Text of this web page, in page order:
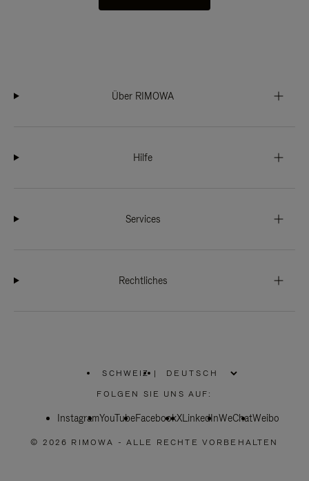
Über RIMOWA
Hilfe
Services
Rechtliches
SCHWEIZ
WÄHLEN
SIE
REGION
|
FOLGEN SIE UNS AUF:
InstagramYouTubeFacebookXLinkedInWeChatWeibo
© 2026 RIMOWA - ALLE RECHTE VORBEHALTEN